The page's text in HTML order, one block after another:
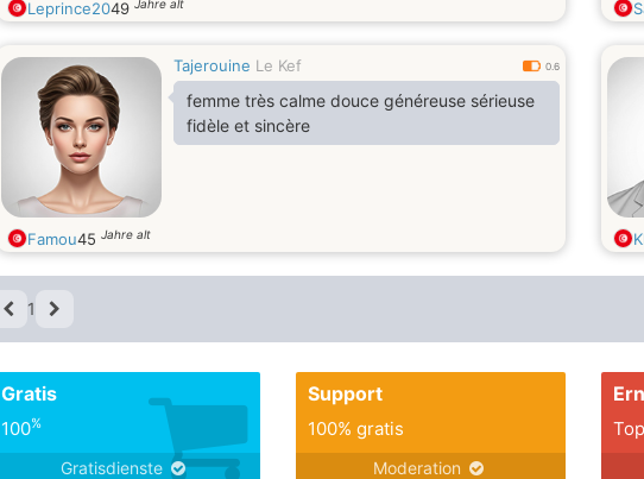
Leprince2049 Jahre alt
Tajerouine Le Kef 0.6
femme très calme douce généreuse sérieuse
fidèle et sincère
Famou45 Jahre alt
1
Gratis
100%
Gratisdienste
Support
100% gratis
Moderation